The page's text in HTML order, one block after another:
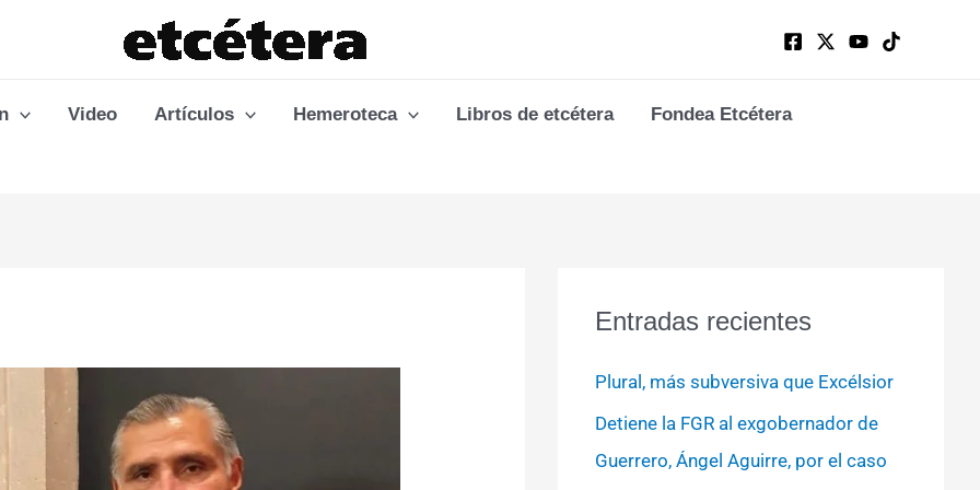
Video Artículos Hemeroteca Libros de etcétera Fondea Etcétera
Entradas recientes
Plural, más subversiva que Excélsior
Detiene la FGR al exgobernador de
Guerrero, Ángel Aguirre, por el caso